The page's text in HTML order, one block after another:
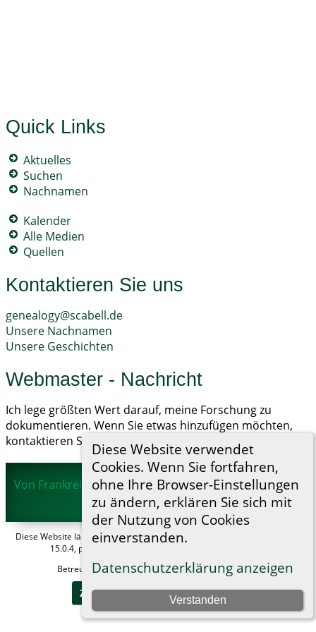
Diese Website verwendet
Cookies. Wenn Sie fortfahren,
ohne Ihre Browser-Einstellungen
zu ändern, erklären Sie sich mit
der Nutzung von Cookies
einverstanden.
Datenschutzerklärung anzeigen
Verstanden
Quick Links
Aktuelles
Suchen
Nachnamen
Kalender
Alle Medien
Quellen
Kontaktieren Sie uns
genealogy@scabell.de
Unsere Nachnamen
Unsere Geschichten
Webmaster - Nachricht
Ich lege größten Wert darauf, meine Forschung zu
dokumentieren. Wenn Sie etwas hinzufügen möchten,
kontaktieren Sie mich bitte.
Von Frankreich über Mannheim und Magdeburg in die
ganze Welt©2026
Diese Website läuft mitThe Next Generation of Genealogy Sitebuilding
15.0.4, programmiert von Darrin Lythgoe © 2001-2026.
Betreut vonHelga Scabell. |Datenschutzerklärung.
Zur Desktop-Webseite wechseln